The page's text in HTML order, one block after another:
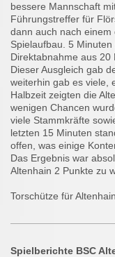
bessere Mannschaft
Führungstreffer für
dann auch nach
Spielaufbau. 5
Direktabnahme aus 20
Dieser Ausgleich gab
weiterhin gab es viele,
Halbzeit zeigten die
wenigen Chancen
viele Stammkräfte
letzten 15 Minuten
offen, was einige
Das Ergebnis war
Altenhain 2 Punkte zu
Torschütze für
Spielberichte BSC